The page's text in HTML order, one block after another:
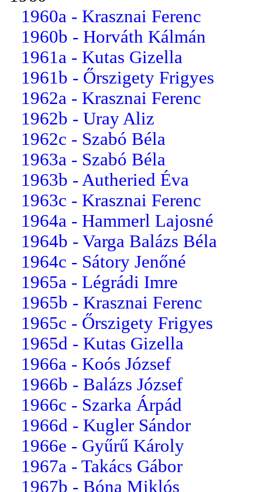
1960a - Krasznai Ferenc
1960b - Horváth Kálmán
1961a - Kutas Gizella
1961b - Őrszigety Frigyes
1962a - Krasznai Ferenc
1962b - Uray Aliz
1962c - Szabó Béla
1963a - Szabó Béla
1963b - Autheried Éva
1963c - Krasznai Ferenc
1964a - Hammerl Lajosné
1964b - Varga Balázs Béla
1964c - Sátory Jenőné
1965a - Légrádi Imre
1965b - Krasznai Ferenc
1965c - Őrszigety Frigyes
1965d - Kutas Gizella
1966a - Koós József
1966b - Balázs József
1966c - Szarka Árpád
1966d - Kugler Sándor
1966e - Gyűrű Károly
1967a - Takács Gábor
1967b - Bóna Miklós